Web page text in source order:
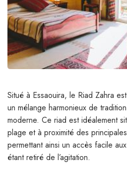
Situé à Essaouira, le Riad Zahra
un mélange harmonieux de
moderne. Ce riad est idéalement
plage et à proximité des
permettant ainsi un accès facile
étant retiré de l’agitation.